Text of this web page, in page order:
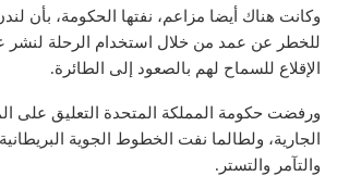
وكانت هناك أيضا مزاعم، نفتها الحكومة، بأن
للخطر عن عمد من خلال استخدام الرحلة لنشر
الإقلاع للسماح لهم بالصعود إلى الطائرة.
ورفضت حكومة المملكة المتحدة التعليق على
الجارية، ولطالما نفت الخطوط الجوية
والتآمر والتستر.